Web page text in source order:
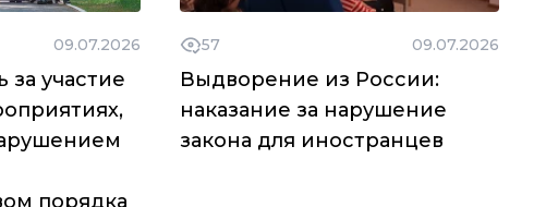
09.07.2026
за участие
порядка
57 09.07.2026
Выдворение из России:
наказание за нарушение
закона для иностранцев